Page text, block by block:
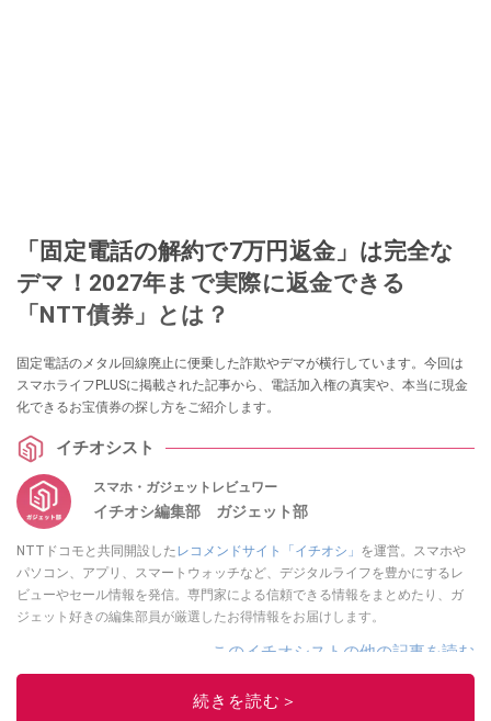
「固定電話の解約で7万円返金」は完全な
デマ！2027年まで実際に返金できる
「NTT債券」とは？
固定電話のメタル回線廃止に便乗した詐欺やデマが横行しています。今回は
スマホライフPLUSに掲載された記事から、電話加入権の真実や、本当に現金
化できるお宝債券の探し方をご紹介します。
イチオシスト
スマホ・ガジェットレビュワー
イチオシ編集部 ガジェット部
NTTドコモと共同開設した レコメンドサイト「イチオシ」 を運営。スマホや
パソコン、アプリ、スマートウォッチなど、デジタルライフを豊かにするレ
ビューやセール情報を発信。専門家による信頼できる情報をまとめたり、ガ
ジェット好きの編集部員が厳選したお得情報をお届けします。
このイチオシストの他の記事を読む
続きを読む＞